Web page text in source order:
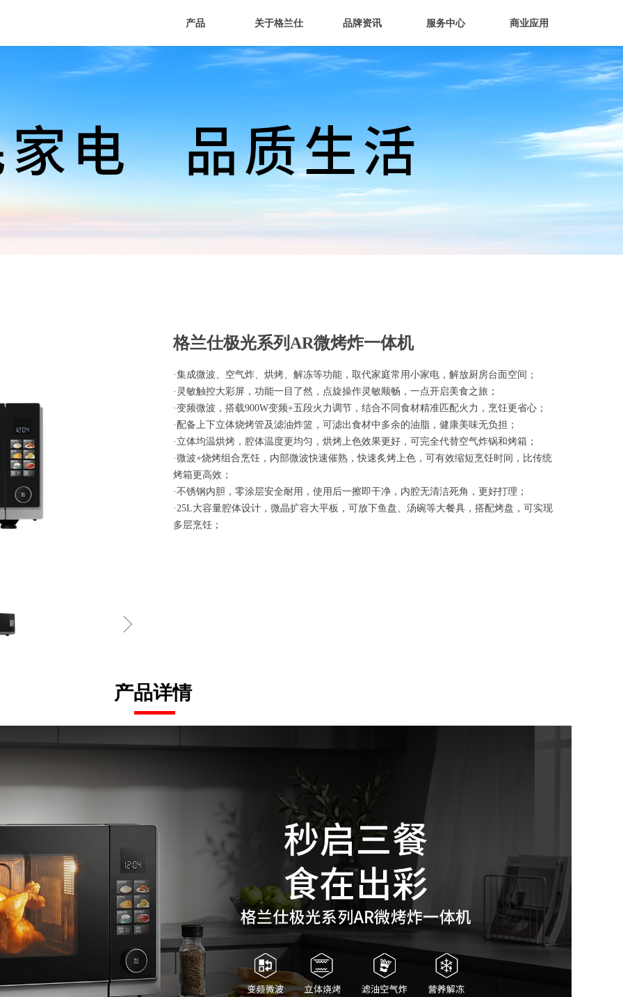
产品 关于格兰仕 品牌资讯 服务中心 商业应用
格兰仕极光系列AR微烤炸一体机
产品详情
·集成微波、空气炸、烘烤、解冻等功能，取代家庭常用小家电，解放厨房台面空间；
·灵敏触控大彩屏，功能一目了然，点旋操作灵敏顺畅，一点开启美食之旅；
·变频微波，搭载900W变频+五段火力调节，结合不同食材精准匹配火力，烹饪更省心；
·配备上下立体烧烤管及滤油炸篮，可滤出食材中多余的油脂，健康美味无负担；
·立体均温烘烤，腔体温度更均匀，烘烤上色效果更好，可完全代替空气炸锅和烤箱；
·微波+烧烤组合烹饪，内部微波快速催熟，快速炙烤上色，可有效缩短烹饪时间，比传统
烤箱更高效；
·不锈钢内胆，零涂层安全耐用，使用后一擦即干净，内腔无清洁死角，更好打理；
·25L大容量腔体设计，微晶扩容大平板，可放下鱼盘、汤碗等大餐具，搭配烤盘，可实现
多层烹饪；
ꁇ